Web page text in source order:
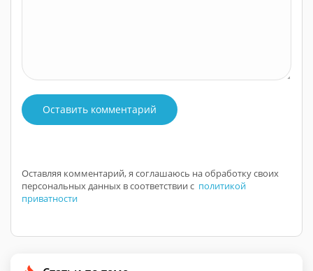
Оставить комментарий
Оставляя комментарий, я соглашаюсь на обработку своих
персональных данных в соответствии с политикой
приватности